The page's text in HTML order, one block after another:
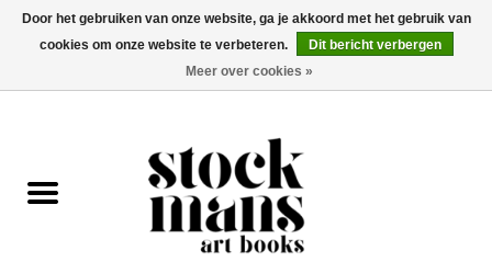
0 Artikelen - €0,00
Door het gebruiken van onze website, ga je akkoord met het gebruik van
cookies om onze website te verbeteren.
Dit bericht verbergen
Meer over cookies »